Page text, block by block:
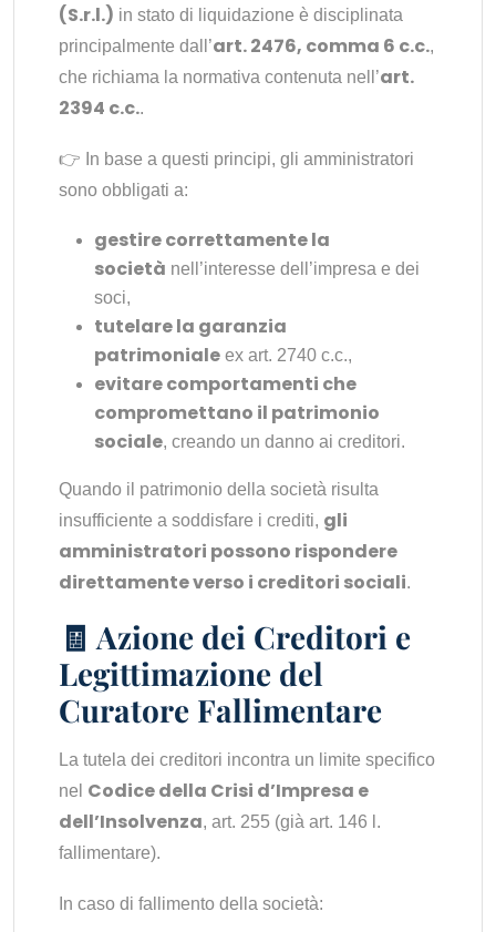
(S.r.l.) in stato di liquidazione è disciplinata
principalmente dall’art. 2476, comma 6 c.c.,
che richiama la normativa contenuta nell’art.
2394 c.c..
👉 In base a questi principi, gli amministratori
sono obbligati a:
gestire correttamente la
società nell’interesse dell’impresa e dei
soci,
tutelare la garanzia
patrimoniale ex art. 2740 c.c.,
evitare comportamenti che
compromettano il patrimonio
sociale, creando un danno ai creditori.
Quando il patrimonio della società risulta
insufficiente a soddisfare i crediti, gli
amministratori possono rispondere
direttamente verso i creditori sociali.
🧾 Azione dei Creditori e
Legittimazione del
Curatore Fallimentare
La tutela dei creditori incontra un limite specifico
nel Codice della Crisi d’Impresa e
dell’Insolvenza, art. 255 (già art. 146 l.
fallimentare).
In caso di fallimento della società: